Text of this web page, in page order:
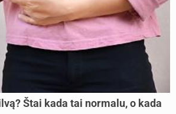
Štai kada tai normalu, o kada